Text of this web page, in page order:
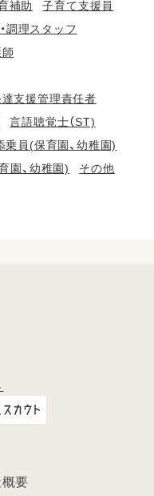
補助
子育て支援員
調理スタッフ
達支援管理責任者
言語聴覚士（ST)
乗員(保育園、幼稚園)
園、幼稚園) その他
要